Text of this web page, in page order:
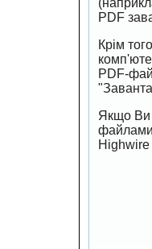
PDF
Крім
PDF-
Якщо Ви